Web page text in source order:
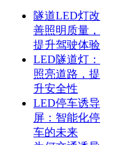
隧道LED灯改
善照明质量，
提升驾驶体验
LED隧道灯：
照亮道路，提
升安全性
LED停车诱导
屏：智能化停
车的未来